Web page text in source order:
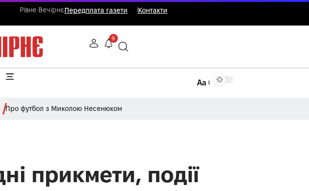
Рівне ВечірнєПередплата газети Контакти
9
Аа
Про футбол з Миколою Несенюком
прикмети, події